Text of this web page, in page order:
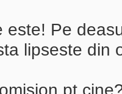
este! Pe
lipseste din
pt